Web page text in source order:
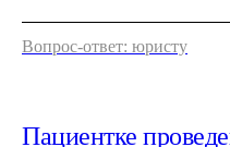
Вопрос-ответ: юристу
Пациентке